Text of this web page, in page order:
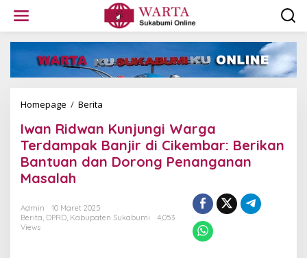
w
Homepage / Berita
a
n
R
i
n
Iwan Ridwan Kunjungi Warga
Terdampak Banjir di Cikembar: Berikan
Bantuan dan Dorong Penanganan
Masalah
Admin
10 Maret 2025
Berita, DPRD, Kabupaten Sukabumi
4,053
Views